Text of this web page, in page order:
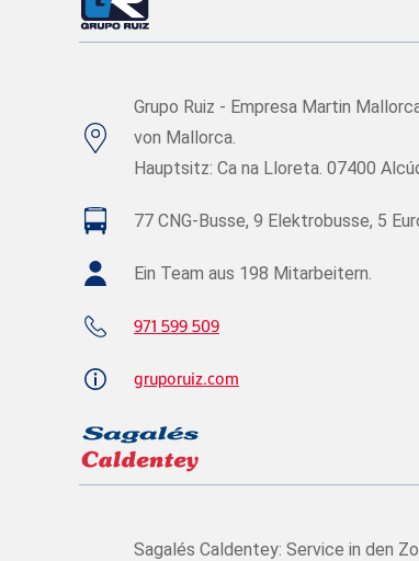
Grupo Ruiz - Empresa Martin
von Mallorca.
Hauptsitz: Ca na Lloreta. 07400
77 CNG-Busse, 9 Elektrobusse, 5
Ein Team aus 198 Mitarbeitern.
971 599 509
gruporuiz.com
Sagalés Caldentey: Service in den